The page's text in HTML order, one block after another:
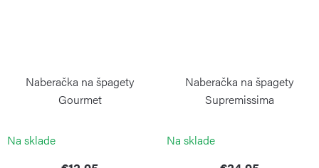
Naberačka na špagety
Gourmet
Na sklade
Naberačka na špagety
Supremissima
Na sklade